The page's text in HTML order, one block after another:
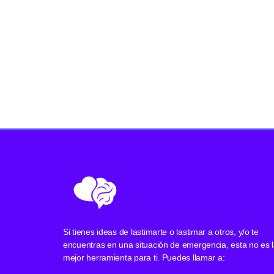
Si tienes ideas de lastimarte o lastimar a otros, y/o te
encuentras en una situación de emergencia, esta no es
mejor herramienta para ti. Puedes llamar a: